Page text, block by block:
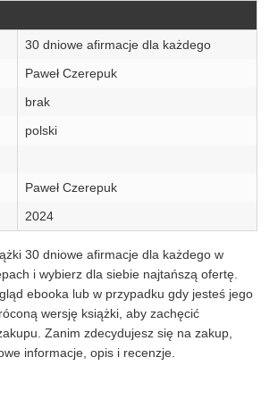
30 dniowe afirmacje dla każdego
Paweł Czerepuk
brak
polski
Paweł Czerepuk
2024
30 dniowe afirmacje dla każdego w
i wybierz dla siebie najtańszą ofertę.
ebooka lub w przypadku gdy jesteś jego
wersję książki, aby zachęcić
Zanim zdecydujesz się na zakup,
informacje, opis i recenzje.